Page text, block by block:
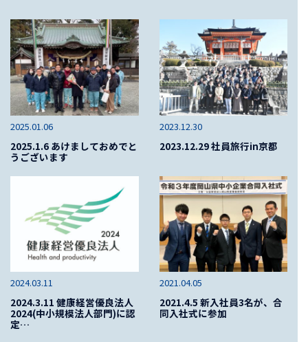
2025.01.06
2025.1.6 あけましておめでと
うございます
2023.12.30
2023.12.29 社員旅行in京都
2024.03.11
2024.3.11 健康経営優良法人
2024(中小規模法人部門)に認
定…
2021.04.05
2021.4.5 新入社員3名が、合
同入社式に参加